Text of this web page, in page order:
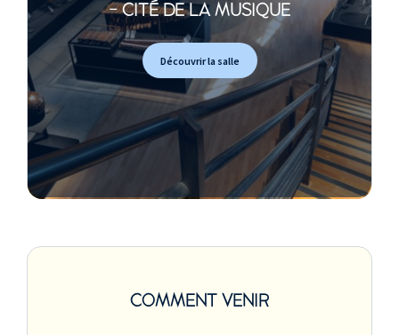
- CITÉ DE LA MUSIQUE
Découvrir la salle
COMMENT VENIR